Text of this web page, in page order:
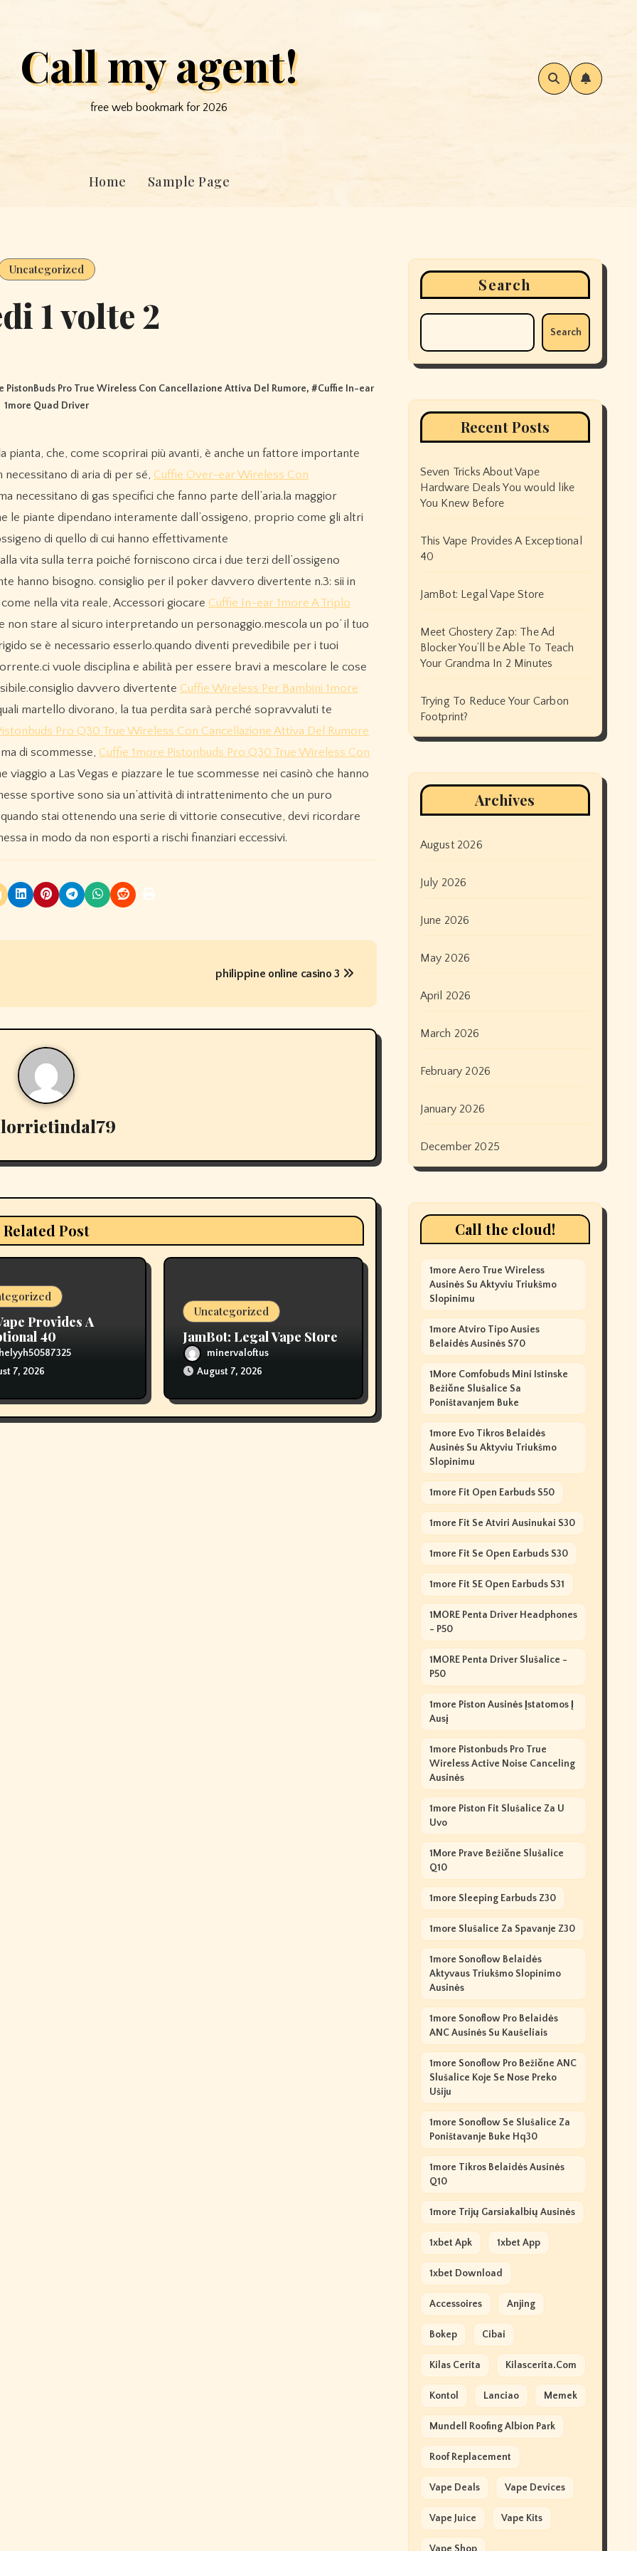
Call my agent!
free web bookmark for 2026
Home Sample Page
Uncategorized
1 volte 2
PistonBuds Pro True Wireless Con Cancellazione Attiva Del Rumore, #Cuffie In-ear
1more Quad Driver
di aria di per sé, Cuffie Over-ear Wireless Con
necessitano di gas specifici che fanno parte dell’aria.la maggior
piante dipendano interamente dall’ossigeno, proprio come gli altri
di quello di cui hanno effettivamente
vita sulla terra poiché forniscono circa i due terzi dell’ossigeno
hanno bisogno. consiglio per il poker davvero divertente n.3: sii in
nella vita reale, Accessori giocare Cuffie In-ear 1more A Triplo
stare al sicuro interpretando un personaggio.mescola un po’ il tuo
se è necessario esserlo.quando diventi prevedibile per i tuoi
vuole disciplina e abilità per essere bravi a mescolare le cose
davvero divertente Cuffie Wireless Per Bambini 1more
martello divorano, la tua perdita sarà perché sopravvaluti te
Pro Q30 True Wireless Con Cancellazione Attiva Del Rumore
di scommesse, Cuffie 1more Pistonbuds Pro Q30 True Wireless Con
viaggio a Las Vegas e piazzare le tue scommesse nei casinò che hanno
sportive sono sia un’attività di intrattenimento che un puro
stai ottenendo una serie di vittorie consecutive, devi ricordare
in modo da non esporti a rischi finanziari eccessivi.
philippine online casino 3
lorrietindal79
Related Post
Provides A
40
7, 2026
Uncategorized
JamBot: Legal Vape Store
minervaloftus
August 7, 2026
Search
Search
Recent Posts
Seven Tricks About Vape
Hardware Deals You would like
You Knew Before
This Vape Provides A Exceptional
40
JamBot: Legal Vape Store
Meet Ghostery Zap: The Ad
Blocker You’ll be Able To Teach
Your Grandma In 2 Minutes
Trying To Reduce Your Carbon
Footprint?
Archives
August 2026
July 2026
June 2026
May 2026
April 2026
March 2026
February 2026
January 2026
December 2025
Call the cloud!
1more Aero True Wireless
Ausinės Su Aktyviu Triukšmo
Slopinimu
1more Atviro Tipo Ausies
Belaidės Ausinės S70
1More Comfobuds Mini Istinske
Bežične Slušalice Sa
Poništavanjem Buke
1more Evo Tikros Belaidės
Ausinės Su Aktyviu Triukšmo
Slopinimu
1more Fit Open Earbuds S50
1more Fit Se Atviri Ausinukai S30
1more Fit Se Open Earbuds S30
1more Fit SE Open Earbuds S31
1MORE Penta Driver Headphones
- P50
1MORE Penta Driver Slušalice -
P50
1more Piston Ausinės Įstatomos Į
Ausį
1more Pistonbuds Pro True
Wireless Active Noise Canceling
Ausinės
1more Piston Fit Slušalice Za U
Uvo
1More Prave Bežične Slušalice
Q10
1more Sleeping Earbuds Z30
1more Slušalice Za Spavanje Z30
1more Sonoflow Belaidės
Aktyvaus Triukšmo Slopinimo
Ausinės
1more Sonoflow Pro Belaidės
ANC Ausinės Su Kaušeliais
1more Sonoflow Pro Bežične ANC
Slušalice Koje Se Nose Preko
Ušiju
1more Sonoflow Se Slušalice Za
Poništavanje Buke Hq30
1more Tikros Belaidės Ausinės
Q10
1more Trijų Garsiakalbių Ausinės
1xbet Apk 1xbet App
1xbet Download
Accessoires Anjing
Bokep Cibai
Kilas Cerita Kilascerita.com
Kontol Lanciao Memek
Mundell Roofing Albion Park
Roof Replacement
Vape Deals Vape Devices
Vape Juice Vape Kits